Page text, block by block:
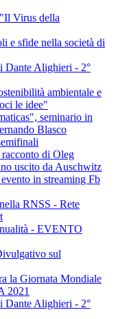
Virus della
e sfide nella società di
Dante Alighieri - 2°
ambientale e
le idee"
seminario in
Blasco
di Oleg
uscito da Auschwitz
in streaming Fb
RNSS - Rete
- EVENTO
sul
la Giornata Mondiale
2021
Dante Alighieri - 2°